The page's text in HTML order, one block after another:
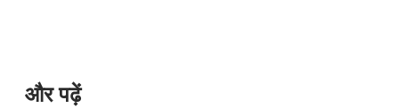
और पढ़ें